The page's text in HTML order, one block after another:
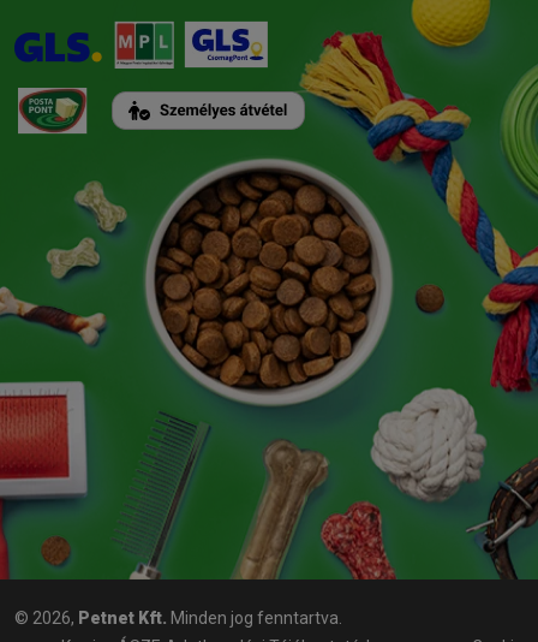
© 2026, Petnet Kft. Minden jog fenntartva.